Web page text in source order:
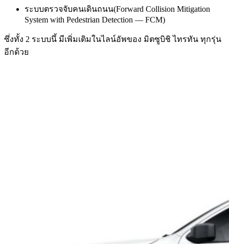
ระบบตรวจจับคนเดินถนน(Forward Collision Mitigation
System with Pedestrian Detection — FCM)
ซึ่งทั้ง 2 ระบบนึ้ มีเพิ่มเติมในไลน์อัพของ มิตซูบิชิ ไทรทัน ทุกรุ่น
อีกด้วย